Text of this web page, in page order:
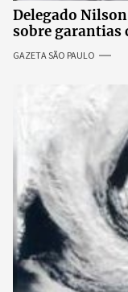
Delegado
sobre garantias
penal brasileiro
GAZETA SÃO PAULO